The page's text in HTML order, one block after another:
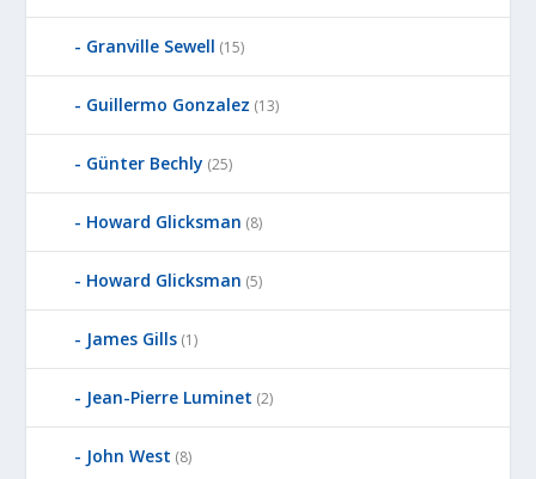
Granville Sewell (15)
Guillermo Gonzalez (13)
Günter Bechly (25)
Howard Glicksman (8)
Howard Glicksman (5)
James Gills (1)
Jean-Pierre Luminet (2)
John West (8)